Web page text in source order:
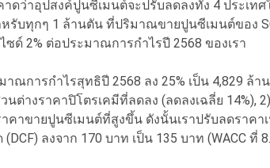
าดว่าอุปสงค์ปูนซีเมนต์จะปรับลดลงทั้ง 4 ประเท
หรับทุกๆ 1 ล้านตัน ที่ปริมาณขายปูนซีเมนต์ของ
ด์ 2% ต่อประมาณการกำไรปี 2568 ของเรา
ณการกำไรสุทธิปี 2568 ลง 25% เป็น 4,829 ล้าน
ต่างราคาปิโตรเคมีที่ลดลง (ลดลงเฉลี่ย 14%),
คาขายปูนซีเมนต์ที่สูงขึ้น ดังนั้นเราปรับลดราค
ลงจาก 170 บาท เป็น 135 บาท (WACC ที่